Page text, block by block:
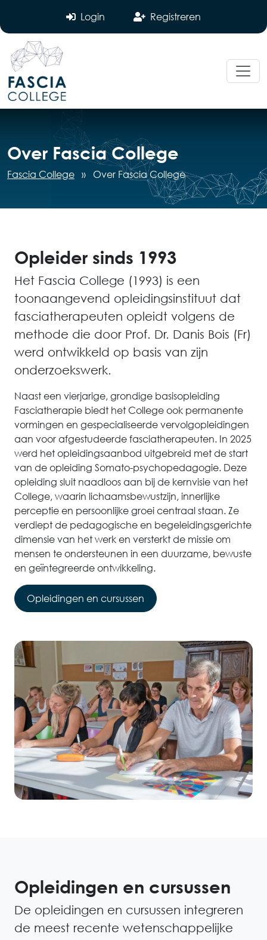
Login Registreren
Over Fascia College
Fascia College » Over Fascia College
Opleider sinds 1993
Het Fascia College (1993) is een
toonaangevend opleidingsinstituut dat
fasciatherapeuten opleidt volgens de
methode die door Prof. Dr. Danis Bois (Fr)
werd ontwikkeld op basis van zijn
onderzoekswerk.
Naast een vierjarige, grondige basisopleiding
Fasciatherapie biedt het College ook permanente
vormingen en gespecialiseerde vervolgopleidingen
aan voor afgestudeerde fasciatherapeuten. In 2025
werd het opleidingsaanbod uitgebreid met de start
van de opleiding Somato-psychopedagogie. Deze
opleiding sluit naadloos aan bij de kernvisie van het
College, waarin lichaamsbewustzijn, innerlijke
perceptie en persoonlijke groei centraal staan. Ze
verdiept de pedagogische en begeleidingsgerichte
dimensie van het werk en versterkt de missie om
mensen te ondersteunen in een duurzame, bewuste
en geïntegreerde ontwikkeling.
Opleidingen en cursussen
Opleidingen en cursussen
De opleidingen en cursussen integreren
de meest recente wetenschappelijke